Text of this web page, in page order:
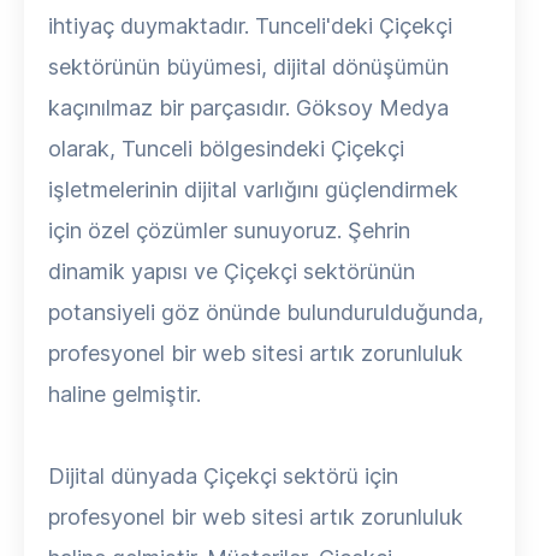
ihtiyaç duymaktadır. Tunceli'deki Çiçekçi
sektörünün büyümesi, dijital dönüşümün
kaçınılmaz bir parçasıdır. Göksoy Medya
olarak, Tunceli bölgesindeki Çiçekçi
işletmelerinin dijital varlığını güçlendirmek
için özel çözümler sunuyoruz. Şehrin
dinamik yapısı ve Çiçekçi sektörünün
potansiyeli göz önünde bulundurulduğunda,
profesyonel bir web sitesi artık zorunluluk
haline gelmiştir.
Dijital dünyada Çiçekçi sektörü için
profesyonel bir web sitesi artık zorunluluk